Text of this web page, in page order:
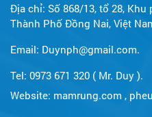
Địa chỉ: Số 868/13, tổ 28, Khu
Thành Phố Đồng Nai, Việt
Email: Duynph@gmail.com.
Tel: 0973 671 320 ( Mr. Duy ).
Website: mamrung.com ,